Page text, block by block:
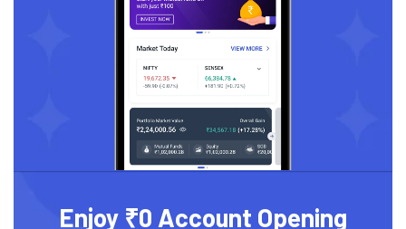
Enjoy ₹0 Account Opening